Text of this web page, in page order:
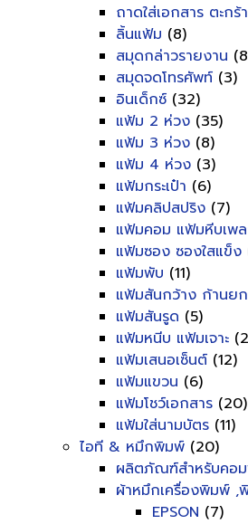
ถาดใส่เอกสาร ตะกร้า
ลิ้นแฟ้ม (8)
สมุดกล่าวรายงาน
สมุดจดโทรศัพท์ (3)
อินเด็กซ์ (32)
แฟ้ม 2 ห่วง (35)
แฟ้ม 3 ห่วง (8)
แฟ้ม 4 ห่วง (3)
แฟ้มกระเป๋า (6)
แฟ้มคลิปสปริง (7)
แฟ้มคอม แฟ้มหีบเพ
แฟ้มซอง ซองใสแข็ง
แฟ้มพับ (11)
แฟ้มสันกว้าง ก้านยก
แฟ้มสันรูด (5)
แฟ้มหนีบ แฟ้มเจาะ
แฟ้มเสนอเซ็นต์ (12)
แฟ้มแขวน (6)
แฟ้มโชว์เอกสาร (20)
แฟ้มใส่นามบัตร (11)
ไอที & หมึกพิมพ์ (20)
ผลิตภัณฑ์สำหรับคอม
ผ้าหมึกเครื่องพิมพ์
EPSON (7)